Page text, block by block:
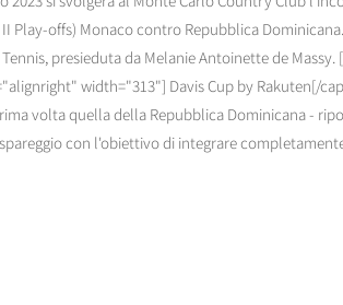
Play-offs) Monaco contro Repubblica
presieduta da Melanie Antoinette de Massy.
width="313"] Davis Cup by Rakuten[/
volta quella della Repubblica Dominicana -
con l'obiettivo di integrare